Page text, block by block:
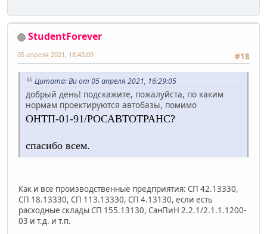
StudentForever
#18
05 апреля 2021, 18:43:09
Цитата: Ви от 05 апреля 2021, 16:29:05
добрый день! подскажите, пожалуйста, по каким
нормам проектируются автобазы, помимо
ОНТП-01-91/РОСАВТОТРАНС?
спасибо всем.
Как и все производственные предприятия: СП 42.13330,
СП 18.13330, СП 113.13330, СП 4.13130, если есть
расходные склады СП 155.13130, СанПиН 2.2.1/2.1.1.1200-
03 и т.д. и т.п.